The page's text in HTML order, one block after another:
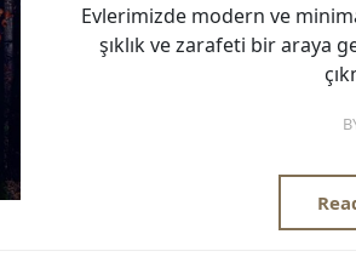
Evlerimizde modern ve
şıklık ve zarafeti bir araya